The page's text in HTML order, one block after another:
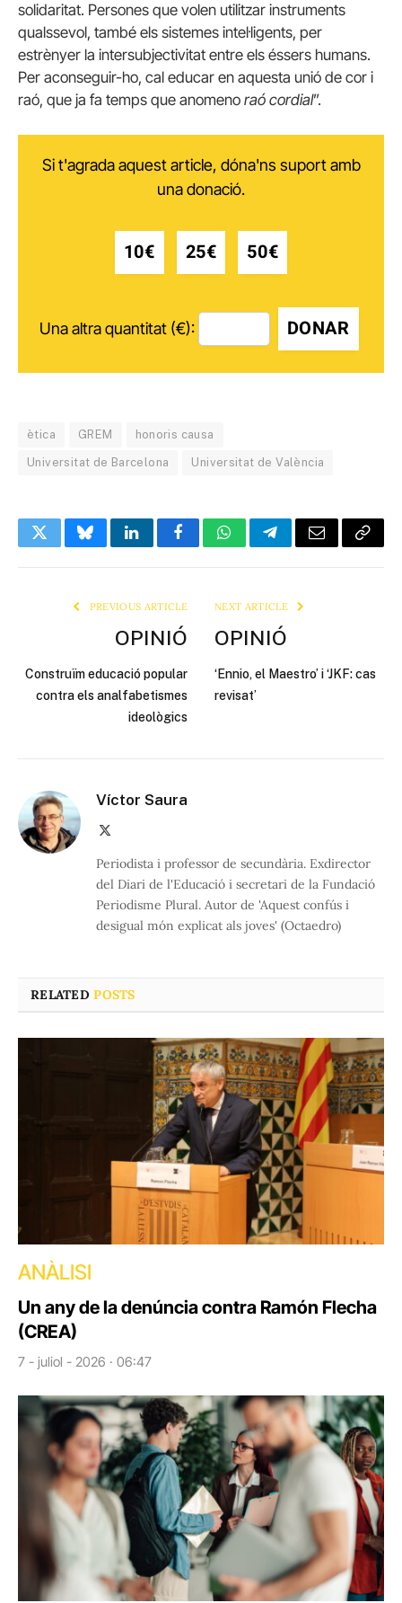
solidaritat. Persones que volen utilitzar instruments
qualssevol, també els sistemes intel·ligents, per
estrènyer la intersubjectivitat entre els éssers humans.
Per aconseguir-ho, cal educar en aquesta unió de cor i
raó, que ja fa temps que anomeno raó cordial”.
Si t'agrada aquest article, dóna'ns suport amb
una donació.
10€ 25€ 50€
Una altra quantitat (€): DONAR
ètica GREM honoris causa
Universitat de Barcelona Universitat de València
TwitterBlueskyLinkedInFacebookWhatsAppTelegramEmail Copy
PREVIOUS ARTICLE
OPINIÓ
Construïm educació popular
contra els analfabetismes
ideològics
NEXT ARTICLE
OPINIÓ
‘Ennio, el Maestro’ i ‘JKF: cas
revisat’
Víctor Saura
Periodista i professor de secundària. Exdirector
del Diari de l'Educació i secretari de la Fundació
Periodisme Plural. Autor de 'Aquest confús i
desigual món explicat als joves' (Octaedro)
RELATEDPOSTS
ANÀLISI
Un any de la denúncia contra Ramón Flecha
(CREA)
7 - juliol - 2026 · 06:47